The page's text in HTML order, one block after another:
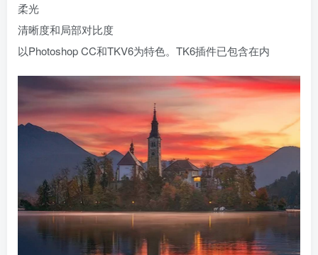
柔光
清晰度和局部对比度
以Photoshop CC和TKV6为特色。TK6插件已包含在内